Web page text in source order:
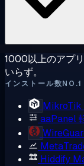
1000以上のアプ
いらず。
インストール数NO.1
MikroTik
aaPanel
Hiddify